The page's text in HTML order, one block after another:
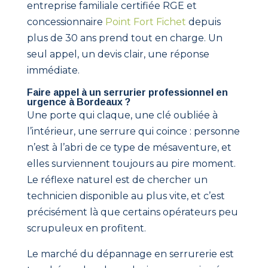
entreprise familiale certifiée RGE et
concessionnaire Point Fort Fichet depuis
plus de 30 ans prend tout en charge. Un
seul appel, un devis clair, une réponse
immédiate.
Faire appel à un serrurier professionnel en
urgence à Bordeaux ?
Une porte qui claque, une clé oubliée à
l’intérieur, une serrure qui coince : personne
n’est à l’abri de ce type de mésaventure, et
elles surviennent toujours au pire moment.
Le réflexe naturel est de chercher un
technicien disponible au plus vite, et c’est
précisément là que certains opérateurs peu
scrupuleux en profitent.
Le marché du dépannage en serrurerie est